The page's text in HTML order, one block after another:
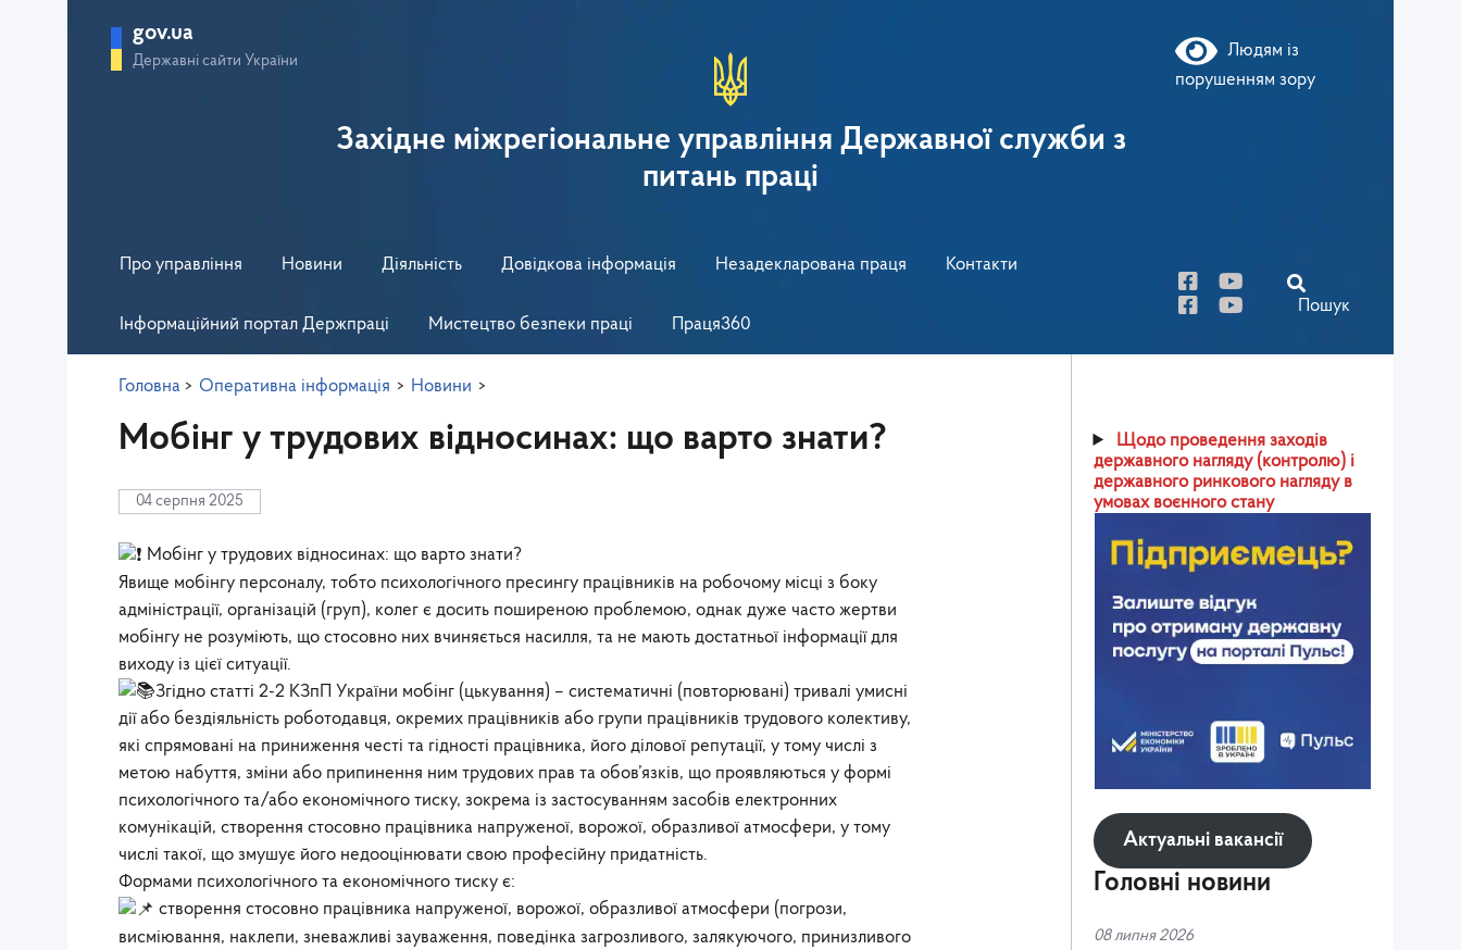
gov.ua
Державні сайти України
Людям із
порушенням зору
Західне міжрегіональне управління Державної служби з
питань праці
Про управління Новини Діяльність Довідкова інформація Незадекларована праця Контакти
Інформаційний портал Держпраці Мистецтво безпеки праці Праця360
Пошук
Головна > Оперативна інформація > Новини >
Мобінг у трудових відносинах: що варто знати?
04 серпня 2025
Мобінг у трудових відносинах: що варто знати?
Явище мобінгу персоналу, тобто психологічного пресингу працівників на робочому місці з боку
адміністрації, організацій (груп), колег є досить поширеною проблемою, однак дуже часто жертви
мобінгу не розуміють, що стосовно них вчиняється насилля, та не мають достатньої інформації для
виходу із цієї ситуації.
Згідно статті 2-2 КЗпП України мобінг (цькування) – систематичні (повторювані) тривалі умисні
дії або бездіяльність роботодавця, окремих працівників або групи працівників трудового колективу,
які спрямовані на приниження честі та гідності працівника, його ділової репутації, у тому числі з
метою набуття, зміни або припинення ним трудових прав та обов’язків, що проявляються у формі
психологічного та/або економічного тиску, зокрема із застосуванням засобів електронних
комунікацій, створення стосовно працівника напруженої, ворожої, образливої атмосфери, у тому
числі такої, що змушує його недооцінювати свою професійну придатність.
Формами психологічного та економічного тиску є:
створення стосовно працівника напруженої, ворожої, образливої атмосфери (погрози,
висміювання, наклепи, зневажливі зауваження, поведінка загрозливого, залякуючого, принизливого
Щодо проведення заходів
державного нагляду (контролю) і
державного ринкового нагляду в
умовах воєнного стану
Актуальні вакансії
Головні новини
08 липня 2026